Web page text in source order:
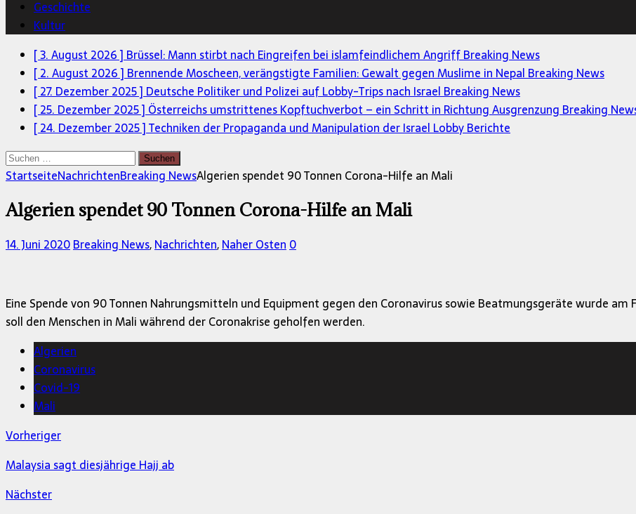
Geschichte
Kultur
[ 3. August 2026 ] Brüssel: Mann stirbt nach Eingreifen bei islamfeindlichem AngriffBreaking News
[ 2. August 2026 ] Brennende Moscheen, verängstigte Familien: Gewalt gegen Muslime in Nepal Breaking News
[ 27. Dezember 2025 ] Deutsche Politiker und Polizei auf Lobby-Trips nach Israel Breaking News
[ 25. Dezember 2025 ] Österreichs umstrittenes Kopftuchverbot – ein Schritt in Richtung Ausgrenzung Breaking
[ 24. Dezember 2025 ]Techniken der Propaganda und Manipulation der Israel LobbyBerichte
Suchen
nach:
StartseiteNachrichtenBreaking NewsAlgerien spendet 90 Tonnen Corona-Hilfe an Mali
Algerien spendet 90 Tonnen Corona-Hilfe an Mali
14. Juni 2020Breaking News,Nachrichten,Naher Osten0
Eine Spende von 90 Tonnen Nahrungsmitteln und Equipment gegen den Coronavirus sowie Beatmungsgeräte wurde
soll den Menschen in Mali während der Coronakrise geholfen werden.
Algerien
Coronavirus
Covid-19
Mali
Vorheriger
Malaysia sagt diesjährige Hajj ab
Nächster